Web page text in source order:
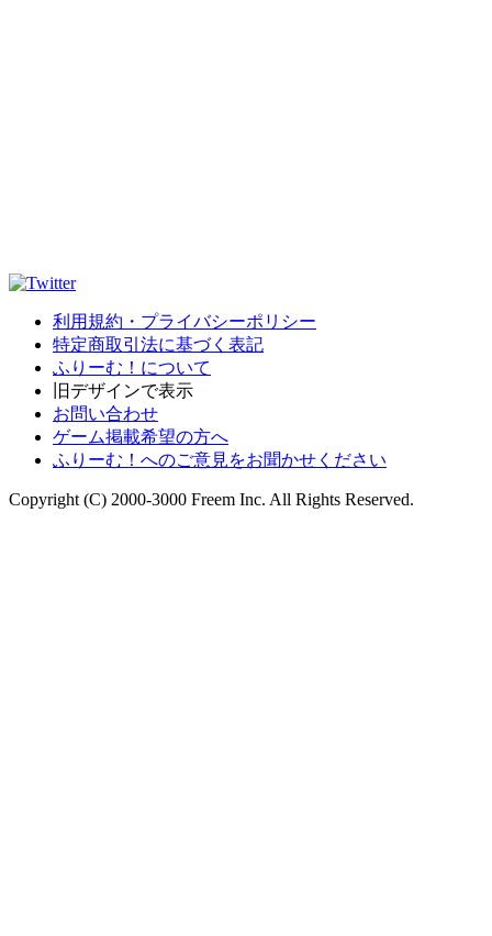
利用規約・プライバシーポリシー
特定商取引法に基づく表記
ふりーむ！について
旧デザインで表示
お問い合わせ
ゲーム掲載希望の方へ
ふりーむ！へのご意見をお聞かせください
Copyright (C) 2000-3000 Freem Inc. All Rights Reserved.